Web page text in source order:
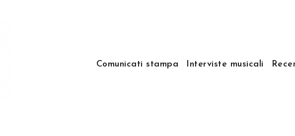
Comunicati stampa Interviste musicali